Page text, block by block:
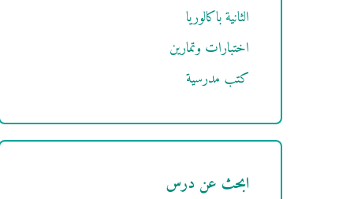
الثانية باكالوريا
اختبارات وتمارين
كتب مدرسية
ابحث عن درس